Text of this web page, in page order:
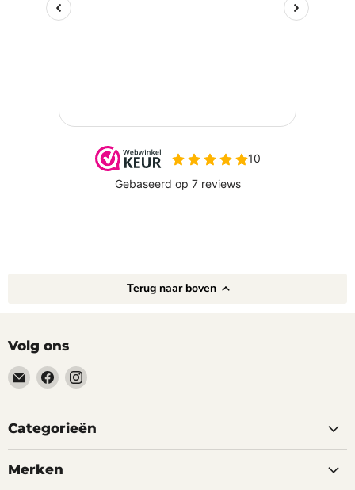
Terug naar boven
Volg ons
Email
happyhond.nl
Vind
ons
op
Facebook
Vind
op
Instagram
Categorieën
Merken